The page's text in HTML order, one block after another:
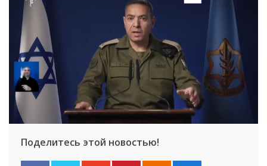
Поделитесь этой новостью!